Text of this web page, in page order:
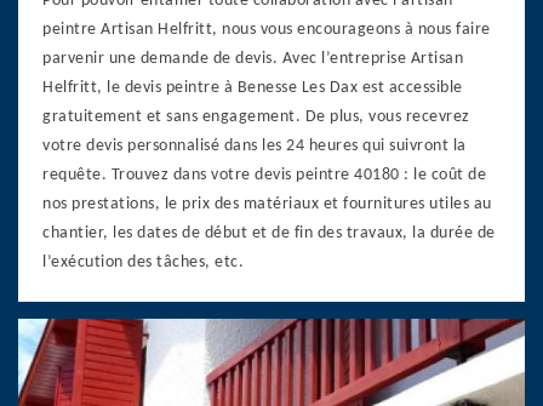
peintre Artisan Helfritt, nous vous encourageons à nous faire
parvenir une demande de devis. Avec l’entreprise Artisan
Helfritt, le devis peintre à Benesse Les Dax est accessible
gratuitement et sans engagement. De plus, vous recevrez
votre devis personnalisé dans les 24 heures qui suivront la
requête. Trouvez dans votre devis peintre 40180 : le coût de
nos prestations, le prix des matériaux et fournitures utiles au
chantier, les dates de début et de fin des travaux, la durée de
l’exécution des tâches, etc.